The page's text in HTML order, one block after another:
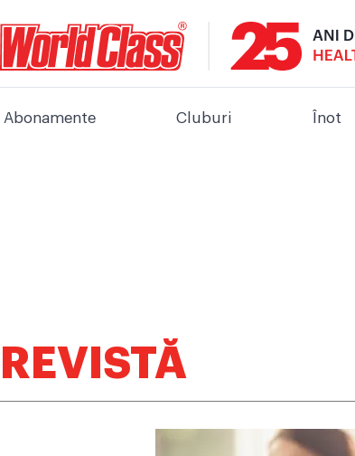
Abonamente Cluburi Înot
REVISTĂ